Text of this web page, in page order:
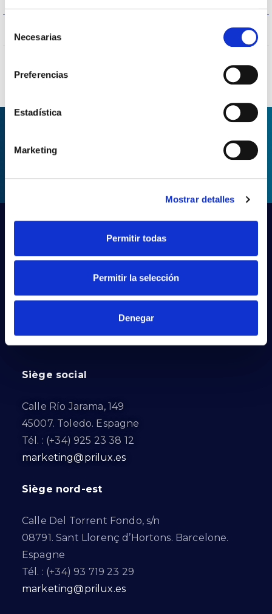
Necesarias
Preferencias
Estadística
Marketing
Mostrar detalles
Permitir todas
Permitir la selección
Denegar
Protection surfaces OUI
PRILUX LIGHTING S.L.U.
Siège social
Calle Río Jarama, 149
45007. Toledo. Espagne
Tél. : (+34) 925 23 38 12
marketing@prilux.es
Siège nord-est
Calle Del Torrent Fondo, s/n
08791. Sant Llorenç d’Hortons. Barcelone.
Espagne
Tél. : (+34) 93 719 23 29
marketing@prilux.es